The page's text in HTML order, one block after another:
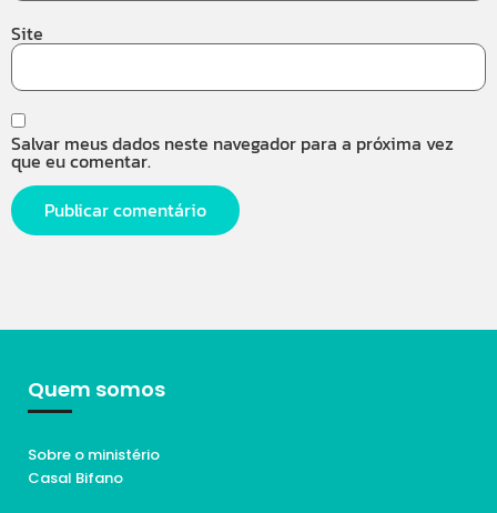
Site
Salvar meus dados neste navegador para a próxima vez
que eu comentar.
Quem somos
Sobre o ministério
Casal Bifano